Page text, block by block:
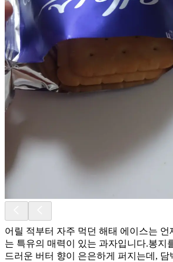
어릴 적부터 자주 먹던 해태 에이스는
는 특유의 매력이 있는 과자입니다. ​봉지
드러운 버터 향이 은은하게 퍼지는데,